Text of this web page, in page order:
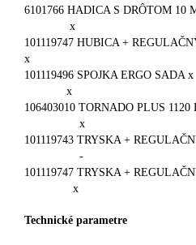
6101766 HADICA S
x
101119747 HUBICA +
x
101119496
x
106403010 TORNADO PLUS
x
101119743 TRYSKA +
-
101119747 TRYSKA +
x
Technické parametre